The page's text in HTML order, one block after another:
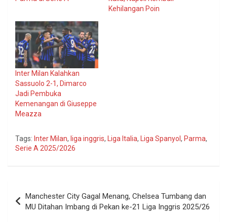
Kehilangan Poin
Inter Milan Kalahkan
Sassuolo 2-1, Dimarco
Jadi Pembuka
Kemenangan di Giuseppe
Meazza
Tags: Inter Milan, liga inggris, Liga Italia, Liga Spanyol , Parma,
Serie A 2025/2026
pos
Manchester City Gagal Menang, Chelsea Tumbang dan
MU Ditahan Imbang di Pekan ke-21 Liga Inggris 2025/26